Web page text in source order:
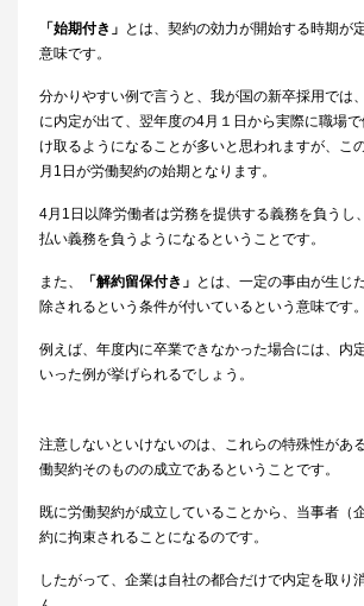
「始期付き」 とは、契約の効力が開始する時期が
意味です。
分かりやすい例で言うと、我が国の新卒採用では
に内定が出て、翌年度の4月１日から実際に職場
け取るようになることが多いと思われますが、こ
月1日が労働契約の始期となります。
4月1日以降労働者は労務を提供する義務を負うし
払い義務を負うようになるということです。
また、 「解約留保付き」 とは、一定の事由が生じ
除されるという条件が付いているという意味です。
例えば、年度内に卒業できなかった場合には、内
いった例が挙げられるでしょう。
注意しないといけないのは、これらの特殊性があ
働契約そのものの成立であるということです。
既に労働契約が成立していることから、当事者（
約に拘束されることになるのです。
したがって、企業は自社の都合だけで内定を取り